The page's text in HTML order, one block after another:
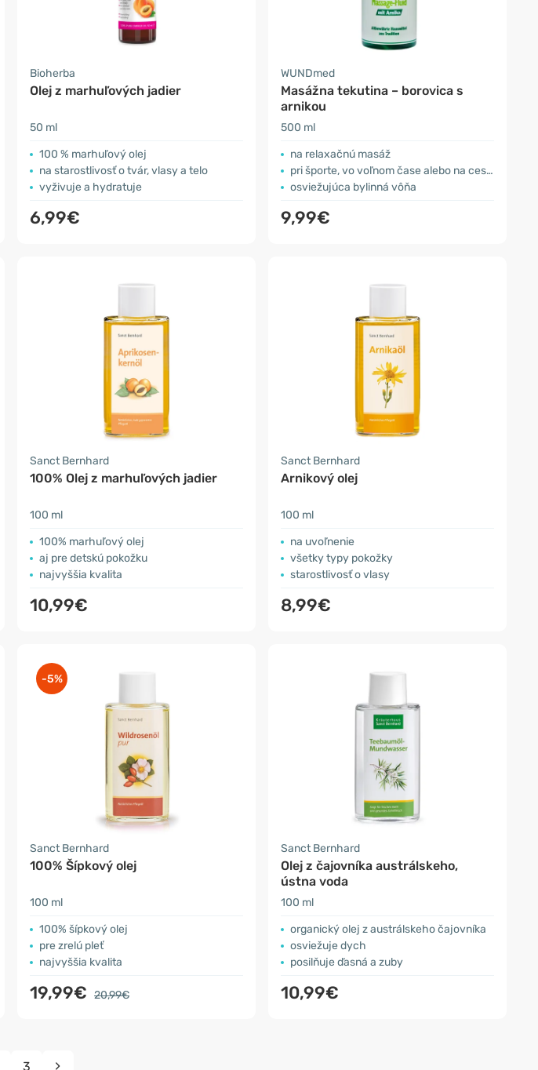
Bioherba
Olej z marhuľových jadier
50 ml
100 % marhuľový olej
na starostlivosť o tvár, vlasy a telo
vyživuje a hydratuje
6,99€
WUNDmed
Masážna tekutina – borovica s
arnikou
500 ml
na relaxačnú masáž
pri športe, vo voľnom čase alebo na cestách
osviežujúca bylinná vôňa
9,99€
Sanct Bernhard
100% Olej z marhuľových jadier
100 ml
100% marhuľový olej
aj pre detskú pokožku
najvyššia kvalita
10,99€
Sanct Bernhard
Arnikový olej
100 ml
na uvoľnenie
všetky typy pokožky
starostlivosť o vlasy
8,99€
-5%
Sanct Bernhard
100% Šípkový olej
100 ml
100% šípkový olej
pre zrelú pleť
najvyššia kvalita
19,99€ 20,99€
Sanct Bernhard
Olej z čajovníka austrálskeho,
ústna voda
100 ml
organický olej z austrálskeho čajovníka
osviežuje dych
posilňuje ďasná a zuby
10,99€
3